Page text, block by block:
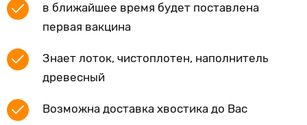
в ближайшее время будет поставлена
первая вакцина
Знает лоток, чистоплотен, наполнитель
древесный
Возможна доставка хвостика до Вас